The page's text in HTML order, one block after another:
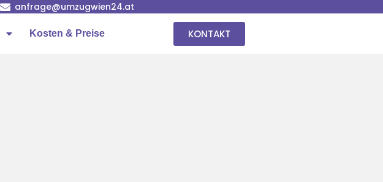
anfrage@umzugwien24.at
Kosten & Preise KONTAKT